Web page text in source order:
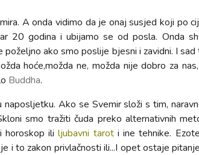
A onda vidimo da je onaj susjed koji po
20 godina i ubijamo se od posla. Onda
ako smo poslije bjesni i zavidni. I sad
hoće,možda ne, možda nije dobro za
Buddha.
naposljetku. Ako se Svemir složi s tim,
smo tražiti čuda preko alternativnih
horoskop ililjubavni tarot i ine tehnike.
i to zakon privlačnosti ili...I opet ostaje